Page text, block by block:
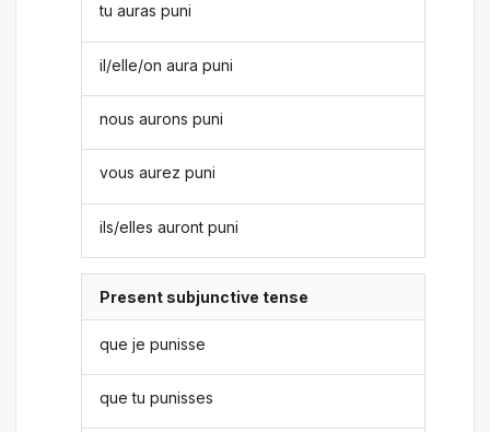
tu auras puni
il/elle/on aura puni
nous aurons puni
vous aurez puni
ils/elles auront puni
Present subjunctive tense
que je punisse
que tu punisses